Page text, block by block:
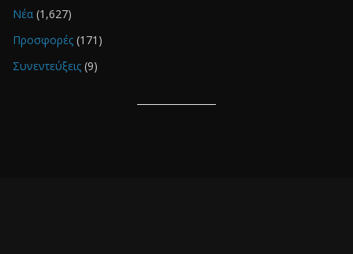
Νέα (1,627)
Προσφορές (171)
Συνεντεύξεις (9)